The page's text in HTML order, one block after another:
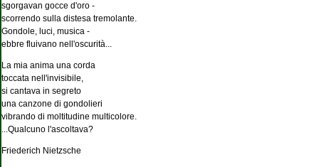
sgorgavan gocce d'oro -
scorrendo sulla distesa tremolante.
Gondole, luci, musica -
ebbre fluivano nell'oscurità...
La mia anima una corda
toccata nell'invisibile,
si cantava in segreto
una canzone di gondolieri
vibrando di moltitudine multicolore.
...Qualcuno l'ascoltava?
Friederich Nietzsche